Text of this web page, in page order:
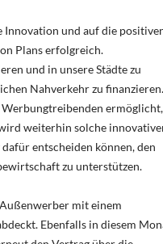
Innovation und auf die
Plans erfolgreich.
und in unsere Städte zu
Nahverkehr zu finanzieren.
Werbungtreibenden ermöglicht,
weiterhin solche
entscheiden können, den
zu unterstützen.
mit einem
Ebenfalls in diesem